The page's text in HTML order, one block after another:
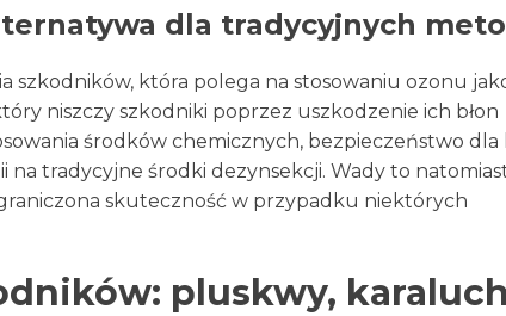
dla tradycyjnych
szkodników, która polega na stosowaniu ozonu
niszczy szkodniki poprzez uszkodzenie ich błon
środków chemicznych, bezpieczeństwo dla
tradycyjne środki dezynsekcji. Wady to
skuteczność w przypadku niektórych
pluskwy,